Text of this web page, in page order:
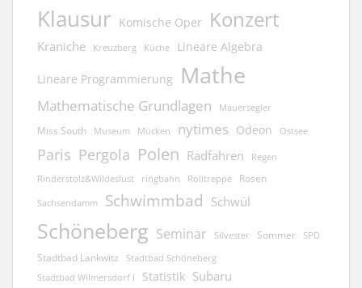
Klausur Komische Oper Konzert
Kraniche Kreuzberg Küche Lineare Algebra
Lineare Programmierung Mathe
Mathematische Grundlagen Mauersegler
Miss South Museum Mücken nytimes Odeon Ostsee
Paris Pergola Polen Radfahren Regen
Rinderstolz&Wildeslust ringbahn Rolltreppe Rosen
Sachsendamm Schwimmbad Schwül
Schöneberg Seminar Silvester Sommer SPD
Stadtbad Lankwitz Stadtbad Schöneberg
Stadtbad Wilmersdorf I Statistik Subaru